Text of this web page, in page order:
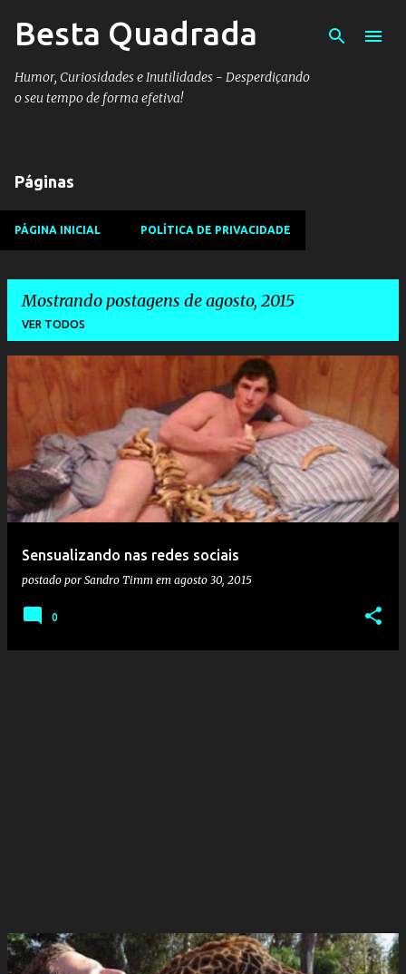
Pular para o conteúdo principal
Besta Quadrada
Humor, Curiosidades e Inutilidades - Desperdiçando
o seu tempo de forma efetiva!
Páginas
PÁGINA INICIAL POLÍTICA DE PRIVACIDADE
Mostrando postagens de agosto, 2015
VER TODOS
P
t
a
g
Sensualizando nas redes sociais
postado por Sandro Timm em agosto 30, 2015
0